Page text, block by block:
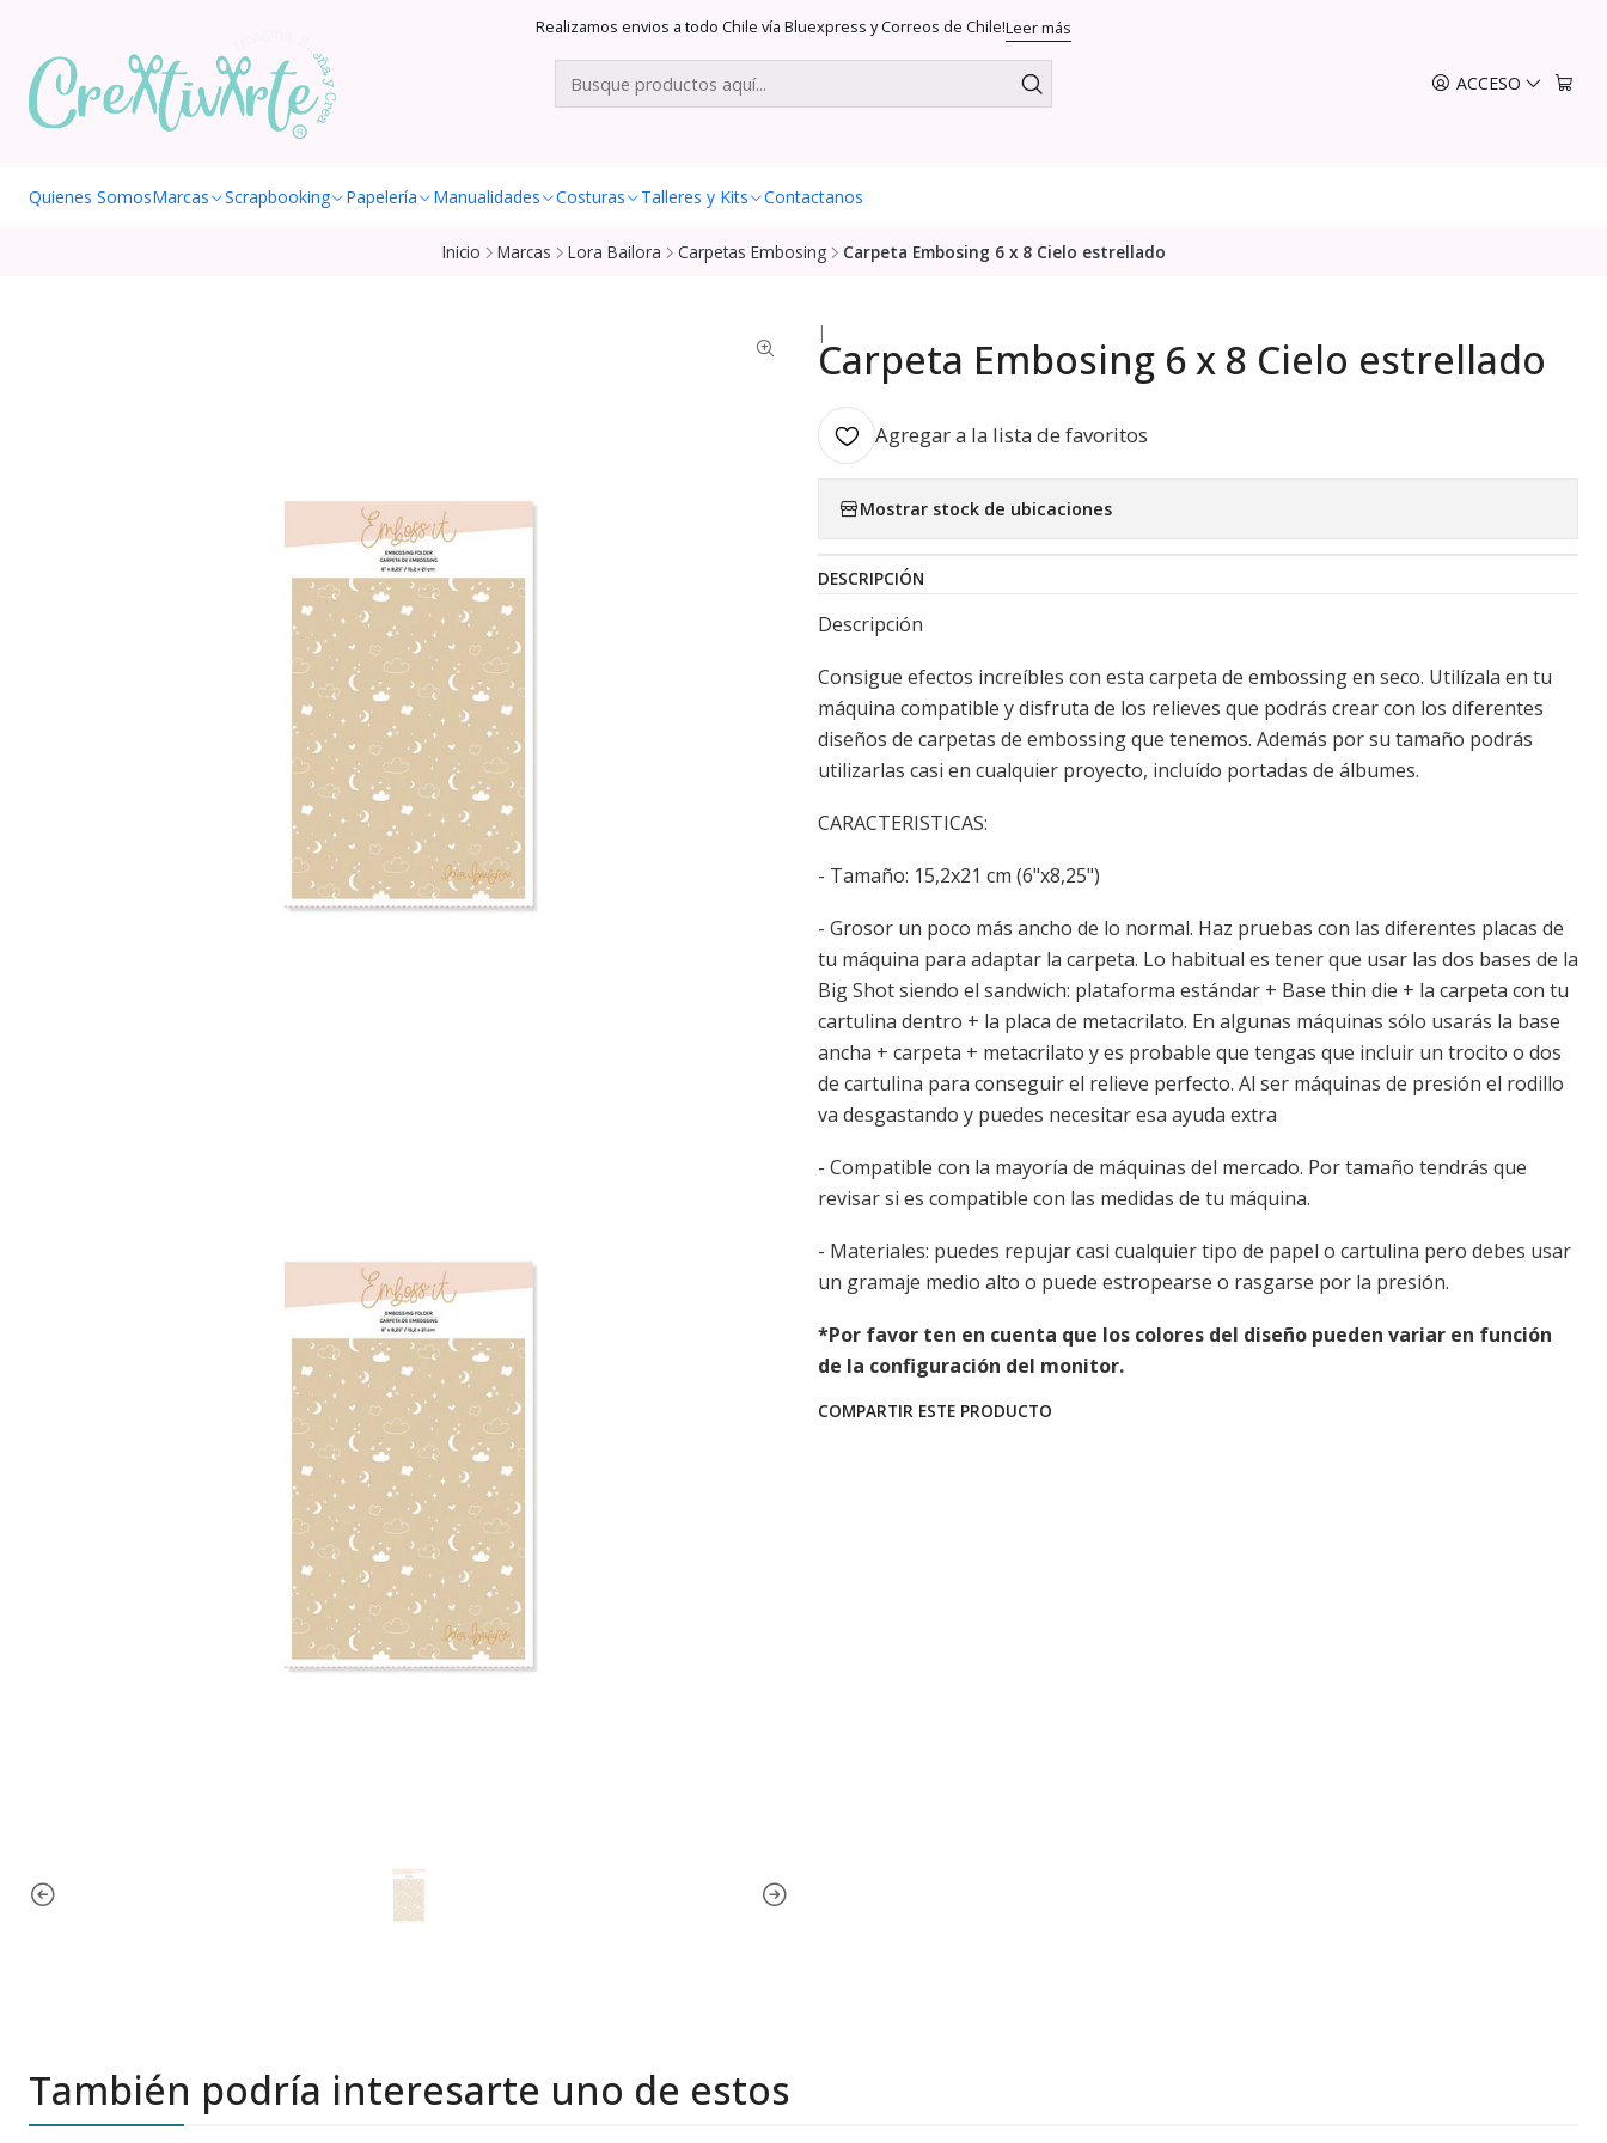
ACCESO
Quienes SomosMarcas Scrapbooking Papelería Manualidades Costuras Talleres y Kits Contactanos
Realizamos envios a todo Chile vía Bluexpress y Correos de Chile!Leer más
Inicio Marcas Lora Bailora Carpetas Embosing Carpeta Embosing 6 x 8 Cielo estrellado
|
Carpeta Embosing 6 x 8 Cielo estrellado
Agregar a la lista de favoritos
Mostrar stock de ubicaciones
DESCRIPCIÓN
Descripción
Consigue efectos increíbles con esta carpeta de embossing en seco. Utilízala en tu
máquina compatible y disfruta de los relieves que podrás crear con los diferentes
diseños de carpetas de embossing que tenemos. Además por su tamaño podrás
utilizarlas casi en cualquier proyecto, incluído portadas de álbumes.
CARACTERISTICAS:
- Tamaño: 15,2x21 cm (6"x8,25")
- Grosor un poco más ancho de lo normal. Haz pruebas con las diferentes placas de
tu máquina para adaptar la carpeta. Lo habitual es tener que usar las dos bases de la
Big Shot siendo el sandwich: plataforma estándar + Base thin die + la carpeta con tu
cartulina dentro + la placa de metacrilato. En algunas máquinas sólo usarás la base
ancha + carpeta + metacrilato y es probable que tengas que incluir un trocito o dos
de cartulina para conseguir el relieve perfecto. Al ser máquinas de presión el rodillo
va desgastando y puedes necesitar esa ayuda extra
- Compatible con la mayoría de máquinas del mercado. Por tamaño tendrás que
revisar si es compatible con las medidas de tu máquina.
- Materiales: puedes repujar casi cualquier tipo de papel o cartulina pero debes usar
un gramaje medio alto o puede estropearse o rasgarse por la presión.
*Por favor ten en cuenta que los colores del diseño pueden variar en función
de la configuración del monitor.
COMPARTIR ESTE PRODUCTO
También podría interesarte uno de estos